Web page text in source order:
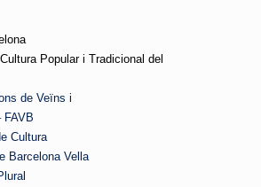
Popular i Tradicional del
de Veïns i
FAVB
Cultura
Barcelona Vella